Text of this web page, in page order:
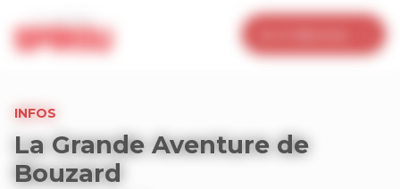
INFOS
La Grande Aventure de
Bouzard